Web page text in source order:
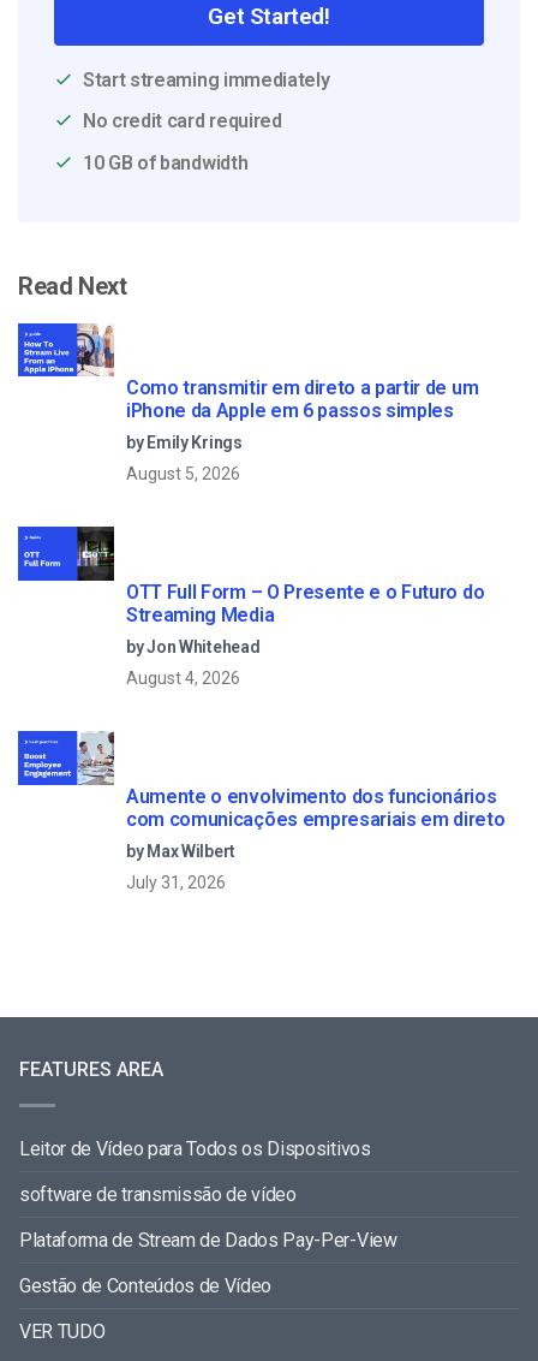
Get Started!
Start streaming immediately
No credit card required
10 GB of bandwidth
Read Next
Como transmitir em direto a partir de um
iPhone da Apple em 6 passos simples
by Emily Krings
August 5, 2026
OTT Full Form – O Presente e o Futuro do
Streaming Media
by Jon Whitehead
August 4, 2026
Aumente o envolvimento dos funcionários
com comunicações empresariais em direto
by Max Wilbert
July 31, 2026
FEATURES AREA
Leitor de Vídeo para Todos os Dispositivos
software de transmissão de vídeo
Plataforma de Stream de Dados Pay-Per-View
Gestão de Conteúdos de Vídeo
VER TUDO